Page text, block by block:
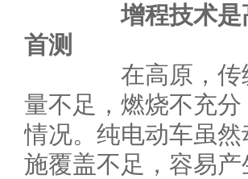
增程技术
首测
在高原，传统燃
量不足，燃烧不充
情况。纯电动车虽
施覆盖不足，容易